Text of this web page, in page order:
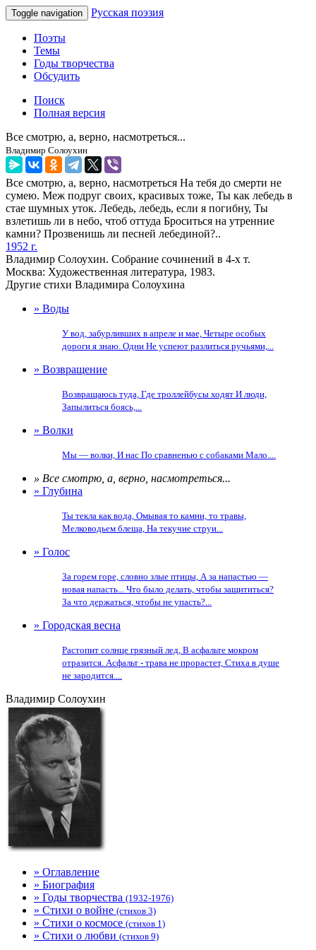
Toggle navigation Русская поэзия
Поэты
Темы
Годы творчества
Обсудить
Поиск
Полная версия
Все смотрю, а, верно, насмотреться...
Владимир Солоухин
Все смотрю, а, верно, насмотреться На тебя до смерти не
сумею. Меж подруг своих, красивых тоже, Ты как лебедь в
стае шумных уток. Лебедь, лебедь, если я погибну, Ты
взлетишь ли в небо, чтоб оттуда Броситься на утренние
камни? Прозвенишь ли песней лебединой?..
1952 г.
Владимир Солоухин. Собрание сочинений в 4-х т.
Москва: Художественная литература, 1983.
Другие стихи Владимира Солоухина
» Воды
У вод, забурливших в апреле и мае, Четыре особых
дороги я знаю. Одни Не успеют разлиться ручьями,...
» Возвращение
Возвращаюсь туда, Где троллейбусы ходят И люди,
Запылиться боясь,...
» Волки
Мы — волки, И нас По сравненью с собаками Мало....
» Все смотрю, а, верно, насмотреться...
» Глубина
Ты текла как вода, Омывая то камни, то травы,
Мелководьем блеща, На текучие струи...
» Голос
За горем горе, словно злые птицы, А за напастью —
новая напасть... Что было делать, чтобы защититься?
За что держаться, чтобы не упасть?...
» Городская весна
Растопит солнце грязный лед, В асфальте мокром
отразится. Асфальт - трава не прорастет, Стиха в душе
не зародится....
Владимир Солоухин
» Оглавление
» Биография
» Годы творчества (1932-1976)
» Стихи о войне (стихов 3)
» Стихи о космосе (стихов 1)
» Стихи о любви (стихов 9)